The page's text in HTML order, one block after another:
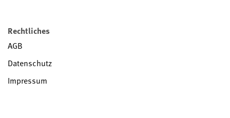
Rechtliches
AGB
Datenschutz
Impressum